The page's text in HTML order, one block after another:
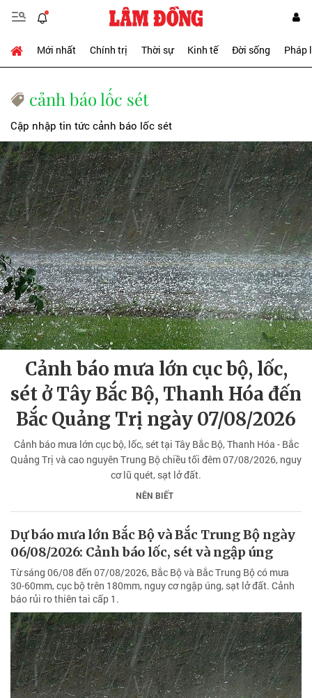
Mới nhất Chính trị Thời sự Kinh tế Đời sống Pháp
cảnh báo lốc sét
Cập nhập tin tức cảnh báo lốc sét
Cảnh báo mưa lớn cục bộ, lốc,
sét ở Tây Bắc Bộ, Thanh Hóa đến
Bắc Quảng Trị ngày 07/08/2026
Cảnh báo mưa lớn cục bộ, lốc, sét tại Tây Bắc Bộ, Thanh Hóa - Bắc
Quảng Trị và cao nguyên Trung Bộ chiều tối đêm 07/08/2026, nguy
cơ lũ quét, sạt lở đất.
NÊN BIẾT
Dự báo mưa lớn Bắc Bộ và Bắc Trung Bộ ngày
06/08/2026: Cảnh báo lốc, sét và ngập úng
Từ sáng 06/08 đến 07/08/2026, Bắc Bộ và Bắc Trung Bộ có mưa
30-60mm, cục bộ trên 180mm, nguy cơ ngập úng, sạt lở đất. Cảnh
báo rủi ro thiên tai cấp 1.